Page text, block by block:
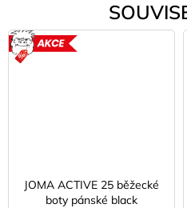
JOMA ACTIVE 25 běžecké
boty pánské black